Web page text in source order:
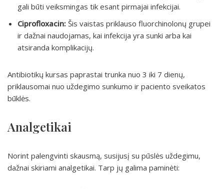
gali būti veiksmingas tik esant pirmajai infekcijai.
Ciprofloxacin: Šis vaistas priklauso fluorchinolonų grupei
ir dažnai naudojamas, kai infekcija yra sunki arba kai
atsiranda komplikacijų.
Antibiotikų kursas paprastai trunka nuo 3 iki 7 dienų,
priklausomai nuo uždegimo sunkumo ir paciento sveikatos
būklės.
Analgetikai
Norint palengvinti skausmą, susijusį su pūslės uždegimu,
dažnai skiriami analgetikai. Tarp jų galima paminėti: